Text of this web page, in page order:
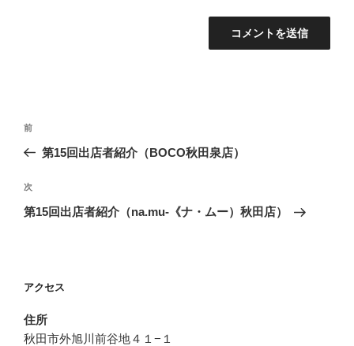
投
ビ
ゲ
ン
前
の
稿
前
第15回出店者紹介（BOCO秋田泉店）
次
の
次
第15回出店者紹介（na.mu-《ナ・ムー）秋田店）
アクセス
住所
秋田市外旭川前谷地４１−１